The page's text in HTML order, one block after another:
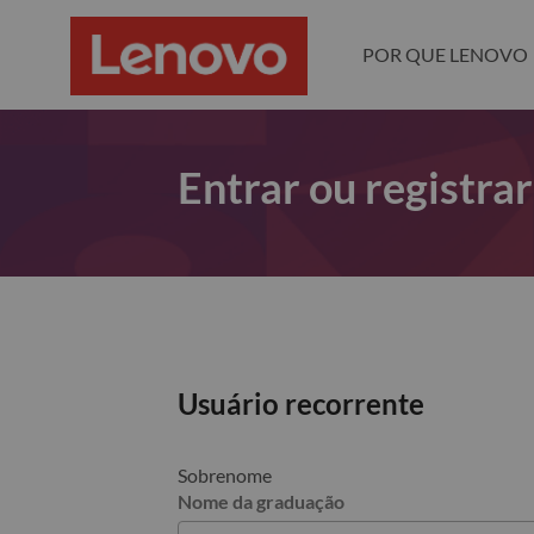
POR QUE LENOVO
Entrar ou
Usuário recorrente
Sobrenome
Nome da graduação